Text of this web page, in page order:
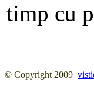
timp cu
© Copyright 2009